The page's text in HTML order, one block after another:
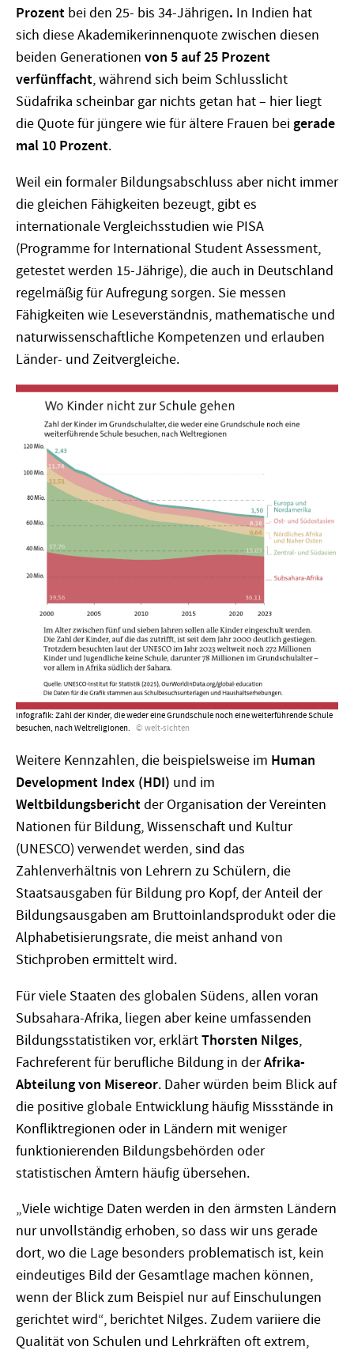
Prozent bei den 25- bis 34-Jährigen. In Indien hat
sich diese Akademikerinnenquote zwischen diesen
beiden Generationen von 5 auf 25 Prozent
verfünffacht, während sich beim Schlusslicht
Südafrika scheinbar gar nichts getan hat – hier liegt
die Quote für jüngere wie für ältere Frauen beigerade
mal 10 Prozent.
Weil ein formaler Bildungsabschluss aber nicht immer
die gleichen Fähigkeiten bezeugt, gibt es
internationale Vergleichsstudien wie PISA
(Programme for International Student Assessment,
getestet werden 15-Jährige), die auch in Deutschland
regelmäßig für Aufregung sorgen. Sie messen
Fähigkeiten wie Leseverständnis, mathematische und
naturwissenschaftliche Kompetenzen und erlauben
Länder- und Zeitvergleiche.
Infografik: Zahl der Kinder, die weder eine Grundschule noch eine weiterführende Schule
besuchen, nach Weltreligionen.
welt-sichten
Weitere Kennzahlen, die beispielsweise im Human
Development Index (HDI) und im
Weltbildungsberichtder Organisation der Vereinten
Nationen für Bildung, Wissenschaft und Kultur
(UNESCO) verwendet werden, sind das
Zahlenverhältnis von Lehrern zu Schülern, die
Staatsausgaben für Bildung pro Kopf, der Anteil der
Bildungsausgaben am Bruttoinlandsprodukt oder die
Alphabetisierungsrate, die meist anhand von
Stichproben ermittelt wird.
Für viele Staaten des globalen Südens, allen voran
Subsahara-Afrika, liegen aber keine umfassenden
Bildungsstatistiken vor, erklärtThorsten Nilges,
Fachreferent für berufliche Bildung in derAfrika-
Abteilung von Misereor. Daher würden beim Blick auf
die positive globale Entwicklung häufig Missstände in
Konfliktregionen oder in Ländern mit weniger
funktionierenden Bildungsbehörden oder
statistischen Ämtern häufig übersehen.
„Viele wichtige Daten werden in den ärmsten Ländern
nur unvollständig erhoben, so dass wir uns gerade
dort, wo die Lage besonders problematisch ist, kein
eindeutiges Bild der Gesamtlage machen können,
wenn der Blick zum Beispiel nur auf Einschulungen
gerichtet wird“, berichtet Nilges. Zudem variiere die
Qualität von Schulen und Lehrkräften oft extrem,